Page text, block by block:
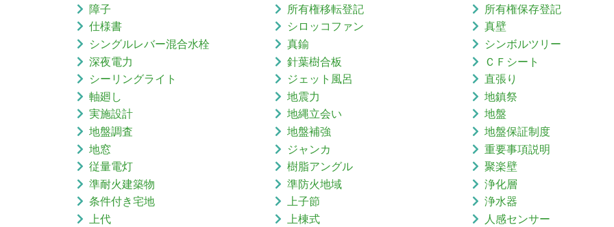
障子
所有権移転登記
所有権保存登記
仕様書
シロッコファン
真壁
シングルレバー混合水栓
真鍮
シンボルツリー
深夜電力
針葉樹合板
ＣＦシート
シーリングライト
ジェット風呂
直張り
軸廻し
地震力
地鎮祭
実施設計
地縄立会い
地盤
地盤調査
地盤補強
地盤保証制度
地窓
ジャンカ
重要事項説明
従量電灯
樹脂アングル
聚楽壁
準耐火建築物
準防火地域
浄化層
条件付き宅地
上子節
浄水器
上代
上棟式 人感センサー